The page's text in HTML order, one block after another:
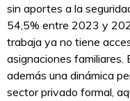
sin aportes a la
54,5% entre 2023 y
trabaja ya no tiene
asignaciones
además una dinámica
sector privado formal,